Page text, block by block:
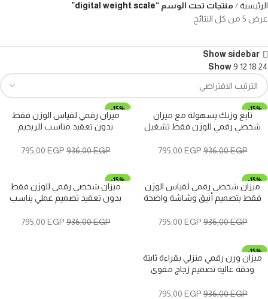
الرئيسية
منتجات تحت الوسم “digital weight scale”
عرض ⁦5⁩ من كل النتائج
Show sidebar
Show9 12 18 24
-15%
مميز
تابع وزنك بسهولة مع ميزان
شخصي رقمي للوزن فقط تشغيل
936,00EGP
795,00 EGP
-15%
مميز
ميزان رقمي لقياس الوزن فقط
بدون تعقيد مناسب للريجيم
936,00EGP
795,00 EGP
-15%
مميز
ميزان شخصي رقمي لقياس الوزن
فقط بتصميم أنيق وشاشة واضحة
936,00EGP
795,00 EGP
-15%
مميز
ميزان شخصي رقمي للوزن فقط
بدون تعقيد تصميم عملي يناسب
936,00EGP
795,00 EGP
-15%
ميزان وزن رقمي منزلي بقراءة ثابتة
ودقة عالية تصميم زجاج مقوى
936,00EGP
795,00 EGP